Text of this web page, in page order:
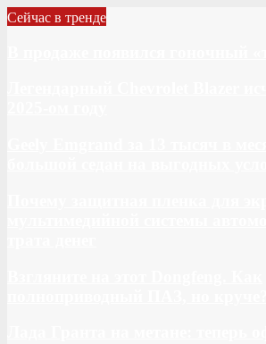
Сейчас в тренде